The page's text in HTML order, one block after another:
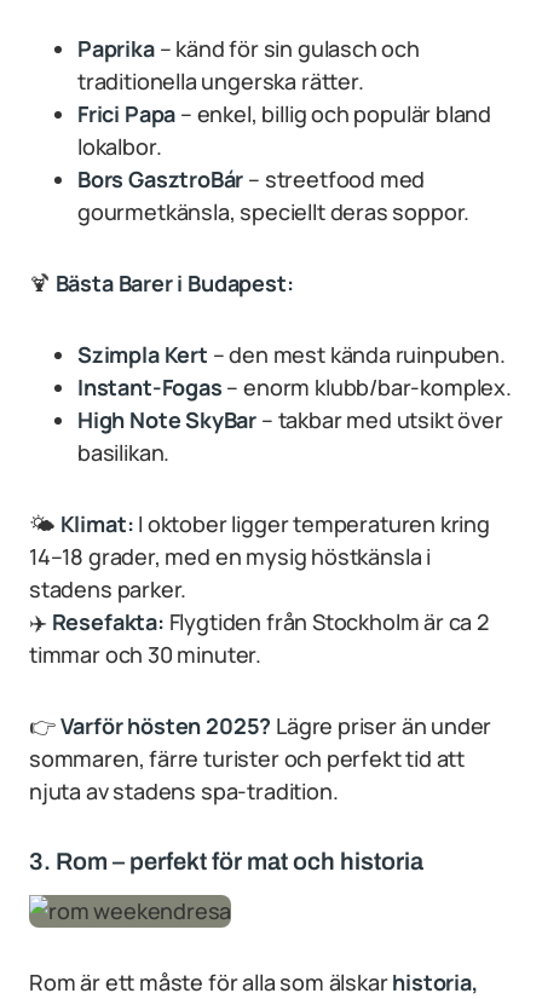
Paprika– känd för sin gulasch och
traditionella ungerska rätter.
Frici Papa – enkel, billig och populär bland
lokalbor.
Bors GasztroBár – streetfood med
gourmetkänsla, speciellt deras soppor.
🍹 Bästa Barer i Budapest:
Szimpla Kert – den mest kända ruinpuben.
Instant-Fogas – enorm klubb/bar-komplex.
High Note SkyBar – takbar med utsikt över
basilikan.
🌤 Klimat: I oktober ligger temperaturen kring
14–18 grader, med en mysig höstkänsla i
stadens parker.
✈️ Resefakta: Flygtiden från Stockholm är ca 2
timmar och 30 minuter.
👉Varför hösten 2025? Lägre priser än under
sommaren, färre turister och perfekt tid att
njuta av stadens spa-tradition.
3. Rom – perfekt för mat och historia
Rom är ett måste för alla som älskarhistoria,